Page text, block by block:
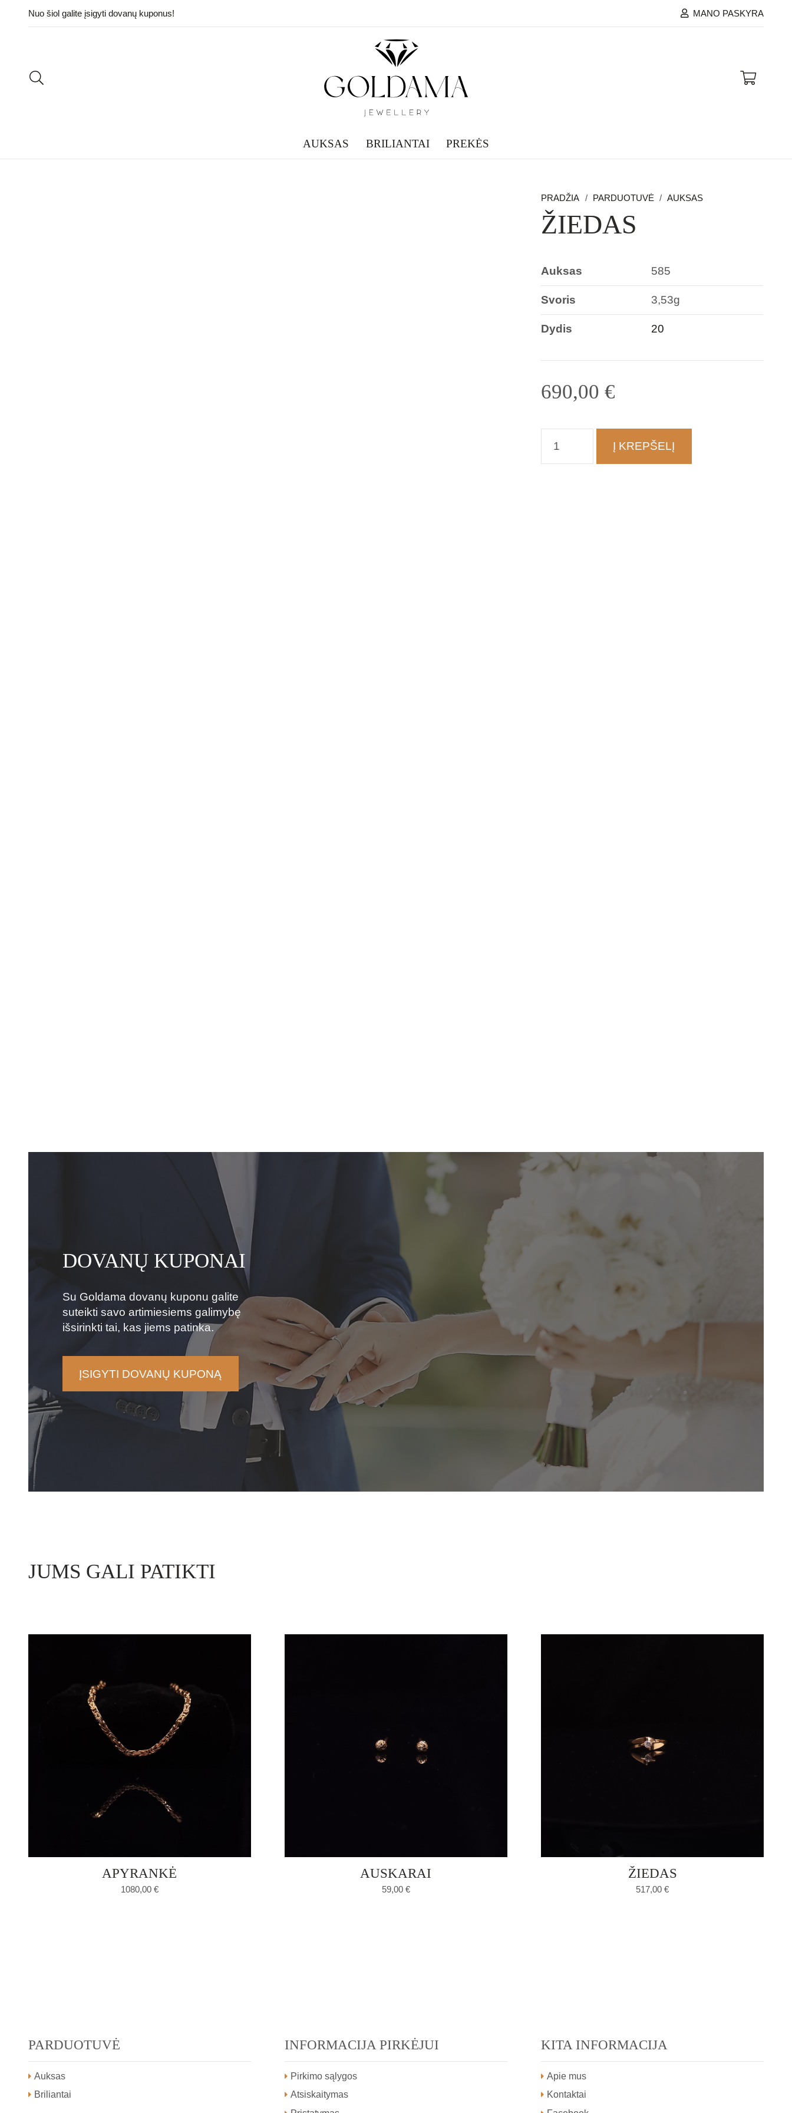
Nuo šiol galite įsigyti dovanų kuponus! MANO PASKYRA
AUKSAS BRILIANTAI PREKĖS
PRADŽIA / PARDUOTUVĖ / AUKSAS
ŽIEDAS
Auksas 585
Svoris 3,53g
Dydis 20
690,00€
kiekis:
Žiedas
Į KREPŠELĮ
DOVANŲ KUPONAI
Su Goldama dovanų kuponu galite
suteikti savo artimiesiems galimybę
išsirinkti tai, kas jiems patinka.
ĮSIGYTI DOVANŲ KUPONĄ
JUMS GALI PATIKTI
APYRANKĖ
1080,00 €
AUSKARAI
59,00 €
ŽIEDAS
517,00€
PARDUOTUVĖ
Auksas
Briliantai
INFORMACIJA PIRKĖJUI
Pirkimo sąlygos
Atsiskaitymas
KITA INFORMACIJA
Apie mus
Kontaktai